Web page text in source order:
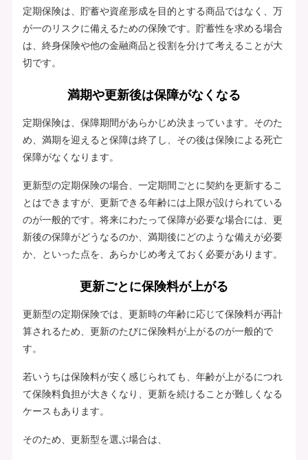
定期保険は、貯蓄や資産形成を目的とする商品ではなく、万
が一のリスクに備えるための保険です。貯蓄性を求める場合
は、終身保険や他の金融商品と役割を分けて考えることが大
切です。
満期や更新後は保障がなくなる
定期保険は、保障期間があらかじめ決まっています。そのた
め、満期を迎えると保障は終了し、その後は保険による死亡
保障がなくなります。
更新型の定期保険の場合、一定期間ごとに契約を更新するこ
とはできますが、更新できる年齢には上限が設けられている
のが一般的です。将来にわたって保障が必要な場合には、更
新後の保障がどうなるのか、満期後にどのような備えが必要
か、といった点を、あらかじめ考えておく必要があります。
更新ごとに保険料が上がる
更新型の定期保険では、更新時の年齢に応じて保険料が再計
算されるため、更新のたびに保険料が上がるのが一般的で
す。
若いうちは保険料が安く感じられても、年齢が上がるにつれ
て保険料負担が大きくなり、更新を続けることが難しくなる
ケースもあります。
そのため、更新型を選ぶ場合は、